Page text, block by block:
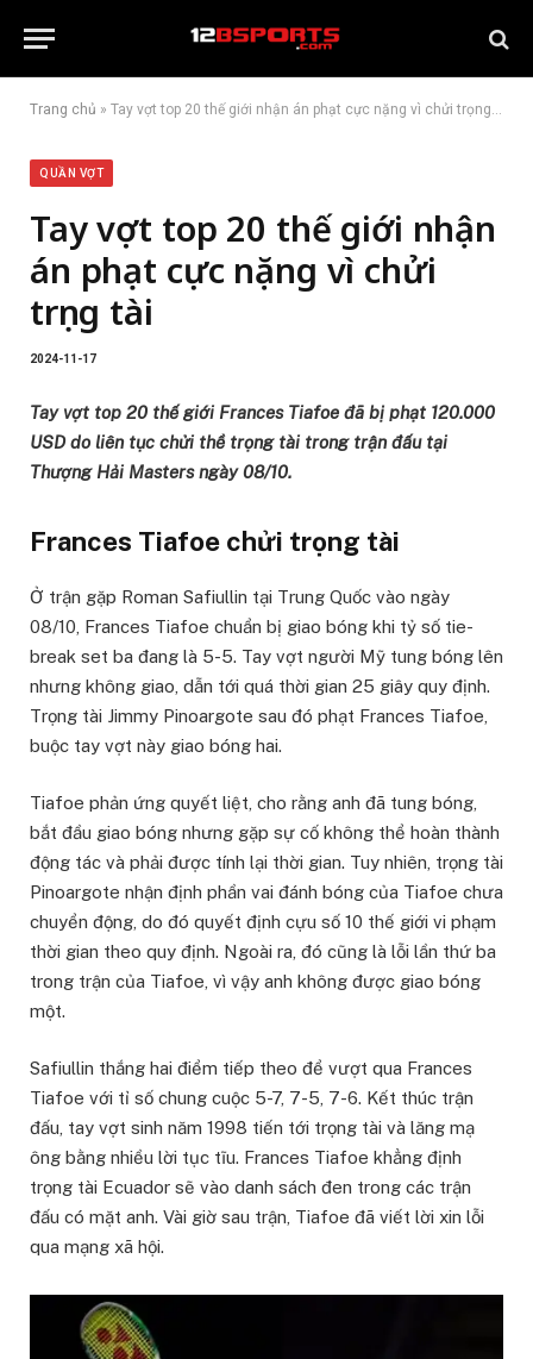
Trang chủ » Tay vợt top 20 thế giới nhận án phạt cực nặng vì chửi trọng tài
QUẦN VỢT
Tay vợt top 20 thế giới nhận
án phạt cực nặng vì chửi
trọng tài
2024-11-17
Tay vợt top 20 thế giới Frances Tiafoe đã bị phạt 120.000
USD do liên tục chửi thề trọng tài trong trận đấu tại
Thượng Hải Masters ngày 08/10.
Frances Tiafoe chửi trọng tài
Ở trận gặp Roman Safiullin tại Trung Quốc vào ngày
08/10, Frances Tiafoe chuẩn bị giao bóng khi tỷ số tie-
break set ba đang là 5-5. Tay vợt người Mỹ tung bóng lên
nhưng không giao, dẫn tới quá thời gian 25 giây quy định.
Trọng tài Jimmy Pinoargote sau đó phạt Frances Tiafoe,
buộc tay vợt này giao bóng hai.
Tiafoe phản ứng quyết liệt, cho rằng anh đã tung bóng,
bắt đầu giao bóng nhưng gặp sự cố không thể hoàn thành
động tác và phải được tính lại thời gian. Tuy nhiên, trọng tài
Pinoargote nhận định phần vai đánh bóng của Tiafoe chưa
chuyển động, do đó quyết định cựu số 10 thế giới vi phạm
thời gian theo quy định. Ngoài ra, đó cũng là lỗi lần thứ ba
trong trận của Tiafoe, vì vậy anh không được giao bóng
một.
Safiullin thắng hai điểm tiếp theo để vượt qua Frances
Tiafoe với tỉ số chung cuộc 5-7, 7-5, 7-6. Kết thúc trận
đấu, tay vợt sinh năm 1998 tiến tới trọng tài và lăng mạ
ông bằng nhiều lời tục tĩu. Frances Tiafoe khẳng định
trọng tài Ecuador sẽ vào danh sách đen trong các trận
đấu có mặt anh. Vài giờ sau trận, Tiafoe đã viết lời xin lỗi
qua mạng xã hội.